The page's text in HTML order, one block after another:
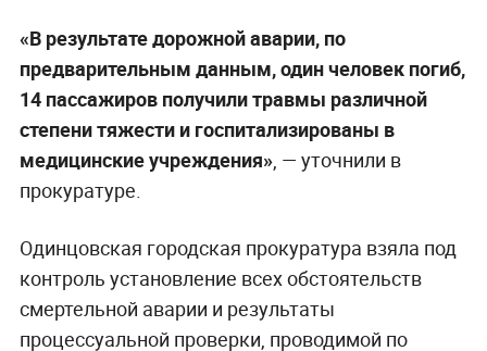
«В результате дорожной аварии, по
предварительным данным, один человек погиб,
14 пассажиров получили травмы различной
степени тяжести и госпитализированы в
медицинские учреждения», — уточнили в
прокуратуре.
Одинцовская городская прокуратура взяла под
контроль установление всех обстоятельств
смертельной аварии и результаты
процессуальной проверки, проводимой по